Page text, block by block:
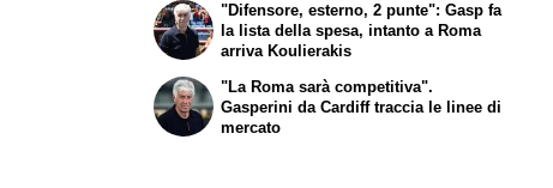
"Difensore, esterno, 2 punte": Gasp fa
la lista della spesa, intanto a Roma
arriva Koulierakis
"La Roma sarà competitiva".
Gasperini da Cardiff traccia le linee di
mercato